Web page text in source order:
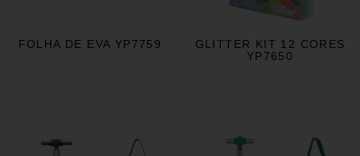
FOLHA DE EVA YP7759
GLITTER KIT 12 CORES
YP7650